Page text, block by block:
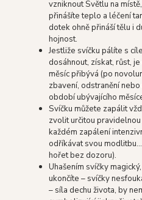
vzniknout Světlu na
přinášíte teplo a léčení
dotek ohně přináší tělu i
hojnost.
Jestliže svíčku pálíte s
dosáhnout, získat, růst,
měsíc přibývá (po
zbavení, odstranění
období ubývajícího
Svíčku můžete zapálit
zvolit určitou
každém zapálení
odříkávat svou
hořet bez dozoru).
Uhašením svíčky
ukončíte – svíčky
– síla dechu života, by